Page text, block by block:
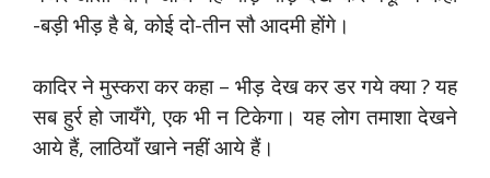
-बड़ी भीड़ है बे, कोई दो-तीन सौ आदमी होंगे।
कादिर ने मुस्करा कर कहा – भीड़ देख कर डर गये क्या ? यह
सब हुर्र हो जायँगे, एक भी न टिकेगा। यह लोग तमाशा देखने
आये हैं, लाठियाँ खाने नहीं आये हैं।